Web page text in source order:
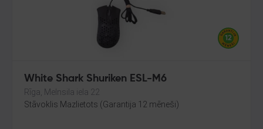
White Shark Shuriken ESL-M6
Rīga, Melnsila iela 22
Stāvoklis Mazlietots (Garantija 12 mēneši)